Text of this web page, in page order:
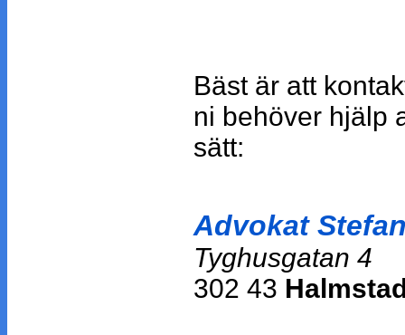
Bäst är att
ni behöver hjälp
sätt:
Advokat
Tyghusgatan 4
302 43